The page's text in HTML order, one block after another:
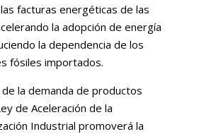
facturas energéticas de las
la adopción de energía
la dependencia de los
fósiles importados.
la demanda de productos
de Aceleración de la
Industrial promoverá la